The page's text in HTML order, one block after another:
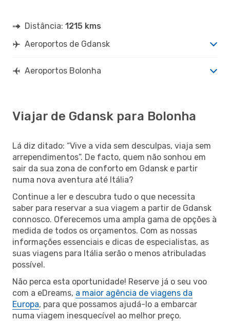
Distância: 1215 kms
Aeroportos de Gdansk
Aeroportos Bolonha
Viajar de Gdansk para Bolonha
Lá diz ditado: “Vive a vida sem desculpas, viaja sem
arrependimentos”. De facto, quem não sonhou em
sair da sua zona de conforto em Gdansk e partir
numa nova aventura até Itália?
Continue a ler e descubra tudo o que necessita
saber para reservar a sua viagem a partir de Gdansk
connosco. Oferecemos uma ampla gama de opções à
medida de todos os orçamentos. Com as nossas
informações essenciais e dicas de especialistas, as
suas viagens para Itália serão o menos atribuladas
possível.
Não perca esta oportunidade! Reserve já o seu voo
com a eDreams, a maior agência de viagens da
Europa, para que possamos ajudá-lo a embarcar
numa viagem inesquecível ao melhor preço.